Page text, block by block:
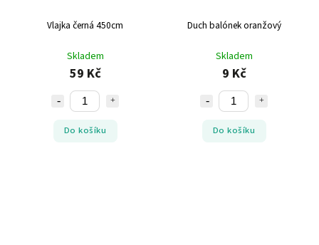
Vlajka černá 450cm
Skladem
59 Kč
Do košíku
Duch balónek oranžový
Skladem
9 Kč
Do košíku